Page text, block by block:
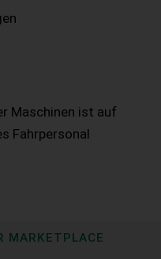
Maschinen ist auf
Fahrpersonal
MARKETPLACE